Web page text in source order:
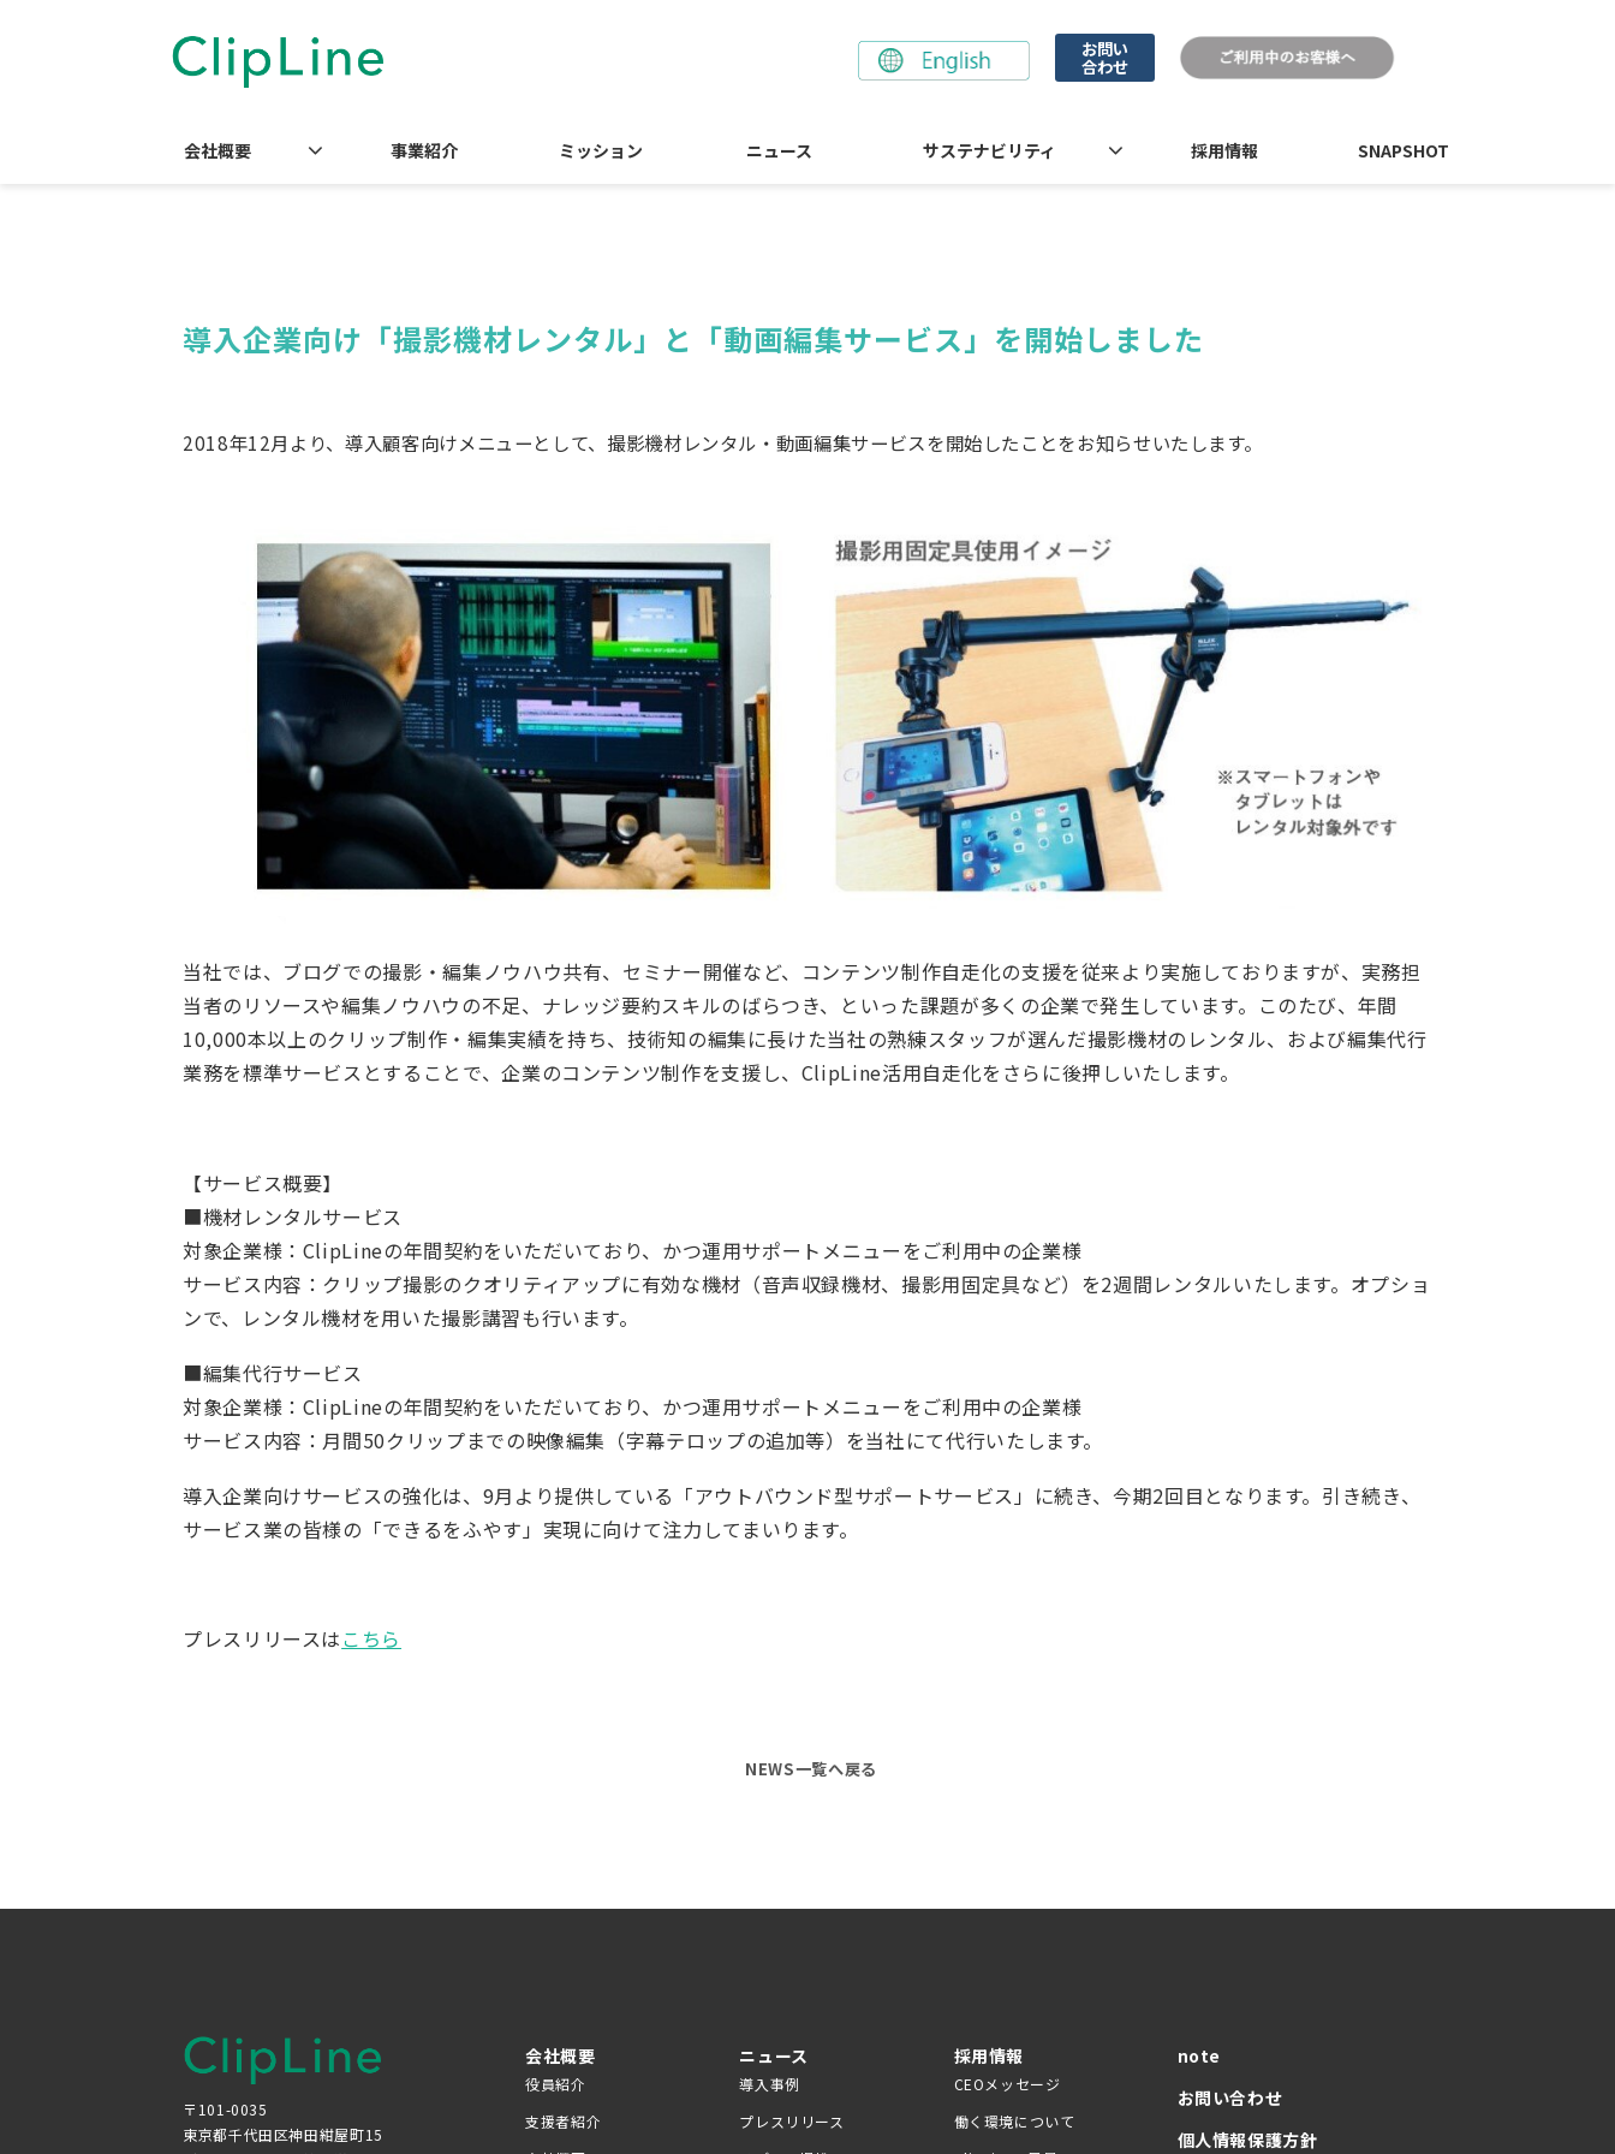
お問い
合わせ
会社概要 事業紹介 ミッション ニュース サステナビリティ 採用情報 SNAPSHOT
導入企業向け「撮影機材レンタル」と「動画編集サービス」を開始しました
2018年12月より、導入顧客向けメニューとして、撮影機材レンタル・動画編集サービスを開始したことをお知らせいたします。
当社では、ブログでの撮影・編集ノウハウ共有、セミナー開催など、コンテンツ制作自走化の支援を従来より実施しておりますが、実務担
当者のリソースや編集ノウハウの不足、ナレッジ要約スキルのばらつき、といった課題が多くの企業で発生しています。このたび、年間
10,000本以上のクリップ制作・編集実績を持ち、技術知の編集に長けた当社の熟練スタッフが選んだ撮影機材のレンタル、および編集代行
業務を標準サービスとすることで、企業のコンテンツ制作を支援し、ClipLine活用自走化をさらに後押しいたします。
【サービス概要】
■機材レンタルサービス
対象企業様：ClipLineの年間契約をいただいており、かつ運用サポートメニューをご利用中の企業様
サービス内容：クリップ撮影のクオリティアップに有効な機材（音声収録機材、撮影用固定具など）を2週間レンタルいたします。オプショ
ンで、レンタル機材を用いた撮影講習も行います。
■編集代行サービス
対象企業様：ClipLineの年間契約をいただいており、かつ運用サポートメニューをご利用中の企業様
サービス内容：月間50クリップまでの映像編集（字幕テロップの追加等）を当社にて代行いたします。
導入企業向けサービスの強化は、9月より提供している「アウトバウンド型サポートサービス」に続き、今期2回目となります。引き続き、
サービス業の皆様の「できるをふやす」実現に向けて注力してまいります。
プレスリリースはこちら
NEWS一覧へ戻る
〒101-0035
東京都千代田区神田紺屋町15
会社概要
役員紹介
支援者紹介
ニュース
導入事例
プレスリリース
採用情報
CEOメッセージ
働く環境について
note
お問い合わせ
個人情報保護方針